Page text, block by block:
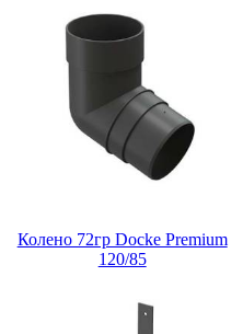
Колено 72гр Docke Premium
120/85